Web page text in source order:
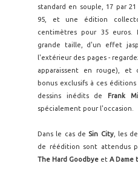
standard en souple, 17 par
95, et une édition
centimètres pour 35
grande taille, d'un effet
l'extérieur des pages -
apparaissent en rouge), et
bonus exclusifs à ces
dessins inédits de
Frank
spécialement pour l'occasion.
Dans le cas de Sin City, les
de réédition sont attendus
The Hard Goodbye et A Dame